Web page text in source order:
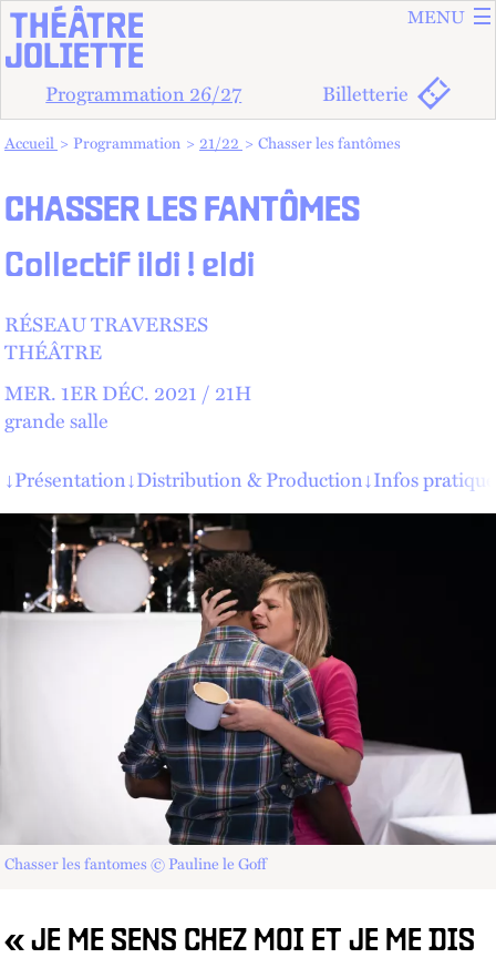
ALLER
ALLER
MENU
Programmation 26/27 Billetterie
Vous êtes dans :
Accueil Programmation 21/22 Chasser les fantômes
CHASSER LES FANTÔMES
Collectif ildi ! eldi
RÉSEAU TRAVERSES
THÉÂTRE
MER.1ERDÉC. 2021 / 21H
grande salle
↓Présentation↓Distribution & Production↓Infos
Chasser les fantomes © Pauline le Goff
« JE ME SENS CHEZ MOI ET JE ME DIS